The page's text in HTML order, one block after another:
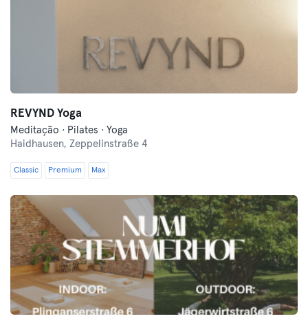
REVYND Yoga
Meditação · Pilates · Yoga
Haidhausen, Zeppelinstraße 4
Classic Premium Max